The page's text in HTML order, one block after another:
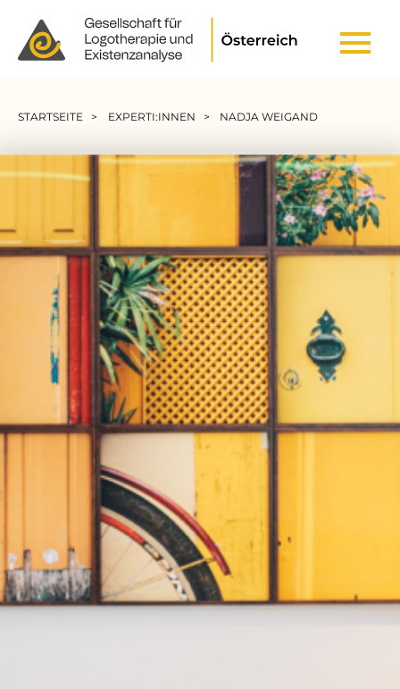
STARTSEITE EXPERTI:INNEN NADJA WEIGAND